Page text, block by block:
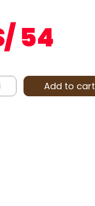
54
Add to cart